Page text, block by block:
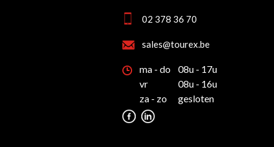
02 378 36 70
sales@tourex.be
ma - do
08u - 17u
vr
08u - 16u
za - zo
gesloten